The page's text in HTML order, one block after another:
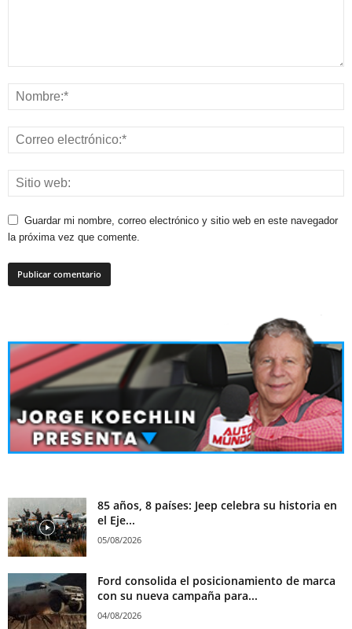
Guardar mi nombre, correo electrónico y sitio web en este navegador
la próxima vez que comente.
85 años, 8 países: Jeep celebra su historia en
el Eje...
05/08/2026
Ford consolida el posicionamiento de marca
con su nueva campaña para...
04/08/2026